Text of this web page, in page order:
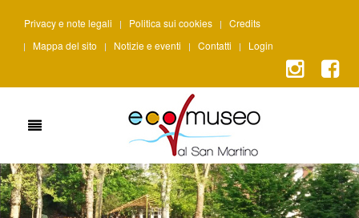
Privacy e note legali Politica sui cookies
Credits
Mappa del sito
Notizie e eventi Contatti Login